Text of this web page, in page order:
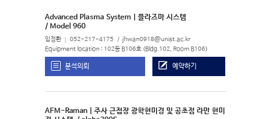
Advanced Plasma System | 플라즈마 시스템
/ Model 960
임정환 052-217-4175 jhwan0918@unist.ac.kr
Equipment location : 102동 B106호 (Bldg.102, Room B106)
분석의뢰 예약하기
AFM-Raman | 주사 근접장 광학현미경 및 공초점 라만 현미